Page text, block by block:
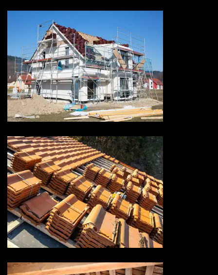
Ravalement de façade 73
Savoie
Rénovation de toiture 73
Savoie